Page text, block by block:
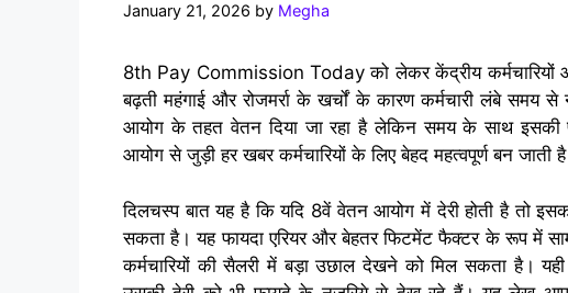
January 21, 2026 by Megha
8th Pay Commission Today को लेकर केंद्रीय कर्मचारियों
बढ़ती महंगाई और रोजमर्रा के खर्चों के कारण कर्मचारी लंबे
आयोग के तहत वेतन दिया जा रहा है लेकिन समय के साथ इसकी
आयोग से जुड़ी हर खबर कर्मचारियों के लिए बेहद महत्वपूर्ण बन जाती
दिलचस्प बात यह है कि यदि 8वें वेतन आयोग में देरी होती है तो
सकता है। यह फायदा एरियर और बेहतर फिटमेंट फैक्टर के रूप
कर्मचारियों की सैलरी में बड़ा उछाल देखने को मिल सकता है।